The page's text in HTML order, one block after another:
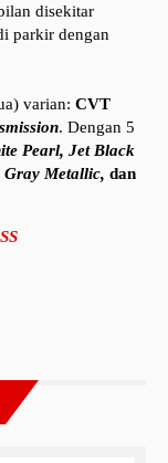
disekitar
parkir dengan
varian: CVT
. Dengan 5
Pearl, Jet Black
Metallic, dan